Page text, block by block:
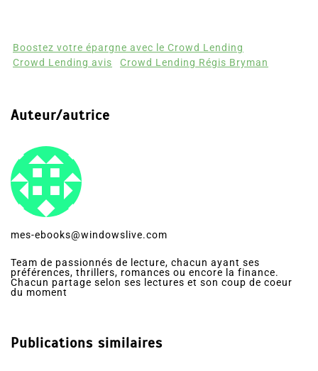
Boostez votre épargne avec le Crowd Lending
Crowd Lending avis
Crowd Lending Régis Bryman
Auteur/autrice
mes-ebooks@windowslive.com
Team de passionnés de lecture, chacun ayant ses
préférences, thrillers, romances ou encore la finance.
Chacun partage selon ses lectures et son coup de coeur
du moment
Publications similaires